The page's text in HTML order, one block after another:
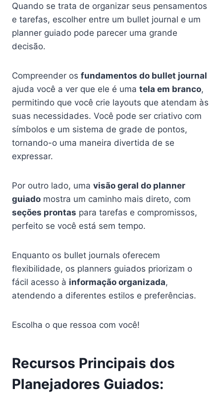
Quando se trata de organizar seus pensamentos
e tarefas, escolher entre um bullet journal e um
planner guiado pode parecer uma grande
decisão.
Compreender os fundamentos do bullet journal
ajuda você a ver que ele é uma tela em branco,
permitindo que você crie layouts que atendam às
suas necessidades. Você pode ser criativo com
símbolos e um sistema de grade de pontos,
tornando-o uma maneira divertida de se
expressar.
Por outro lado, uma visão geral do planner
guiado mostra um caminho mais direto, com
seções prontas para tarefas e compromissos,
perfeito se você está sem tempo.
Enquanto os bullet journals oferecem
flexibilidade, os planners guiados priorizam o
fácil acesso à informação organizada,
atendendo a diferentes estilos e preferências.
Escolha o que ressoa com você!
Recursos Principais dos
Planejadores Guiados: